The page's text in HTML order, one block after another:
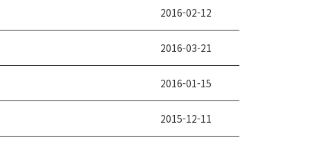
2016-02-12
2016-03-21
2016-01-15
2015-12-11